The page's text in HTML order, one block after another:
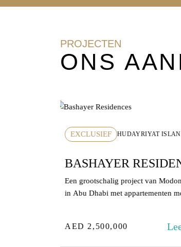
PROJECTEN
ONS
NIEUWE LISTING
EVERLY PLACE
Een project aan het water van
Properties, direct aan de crystal
AED 2,100,000